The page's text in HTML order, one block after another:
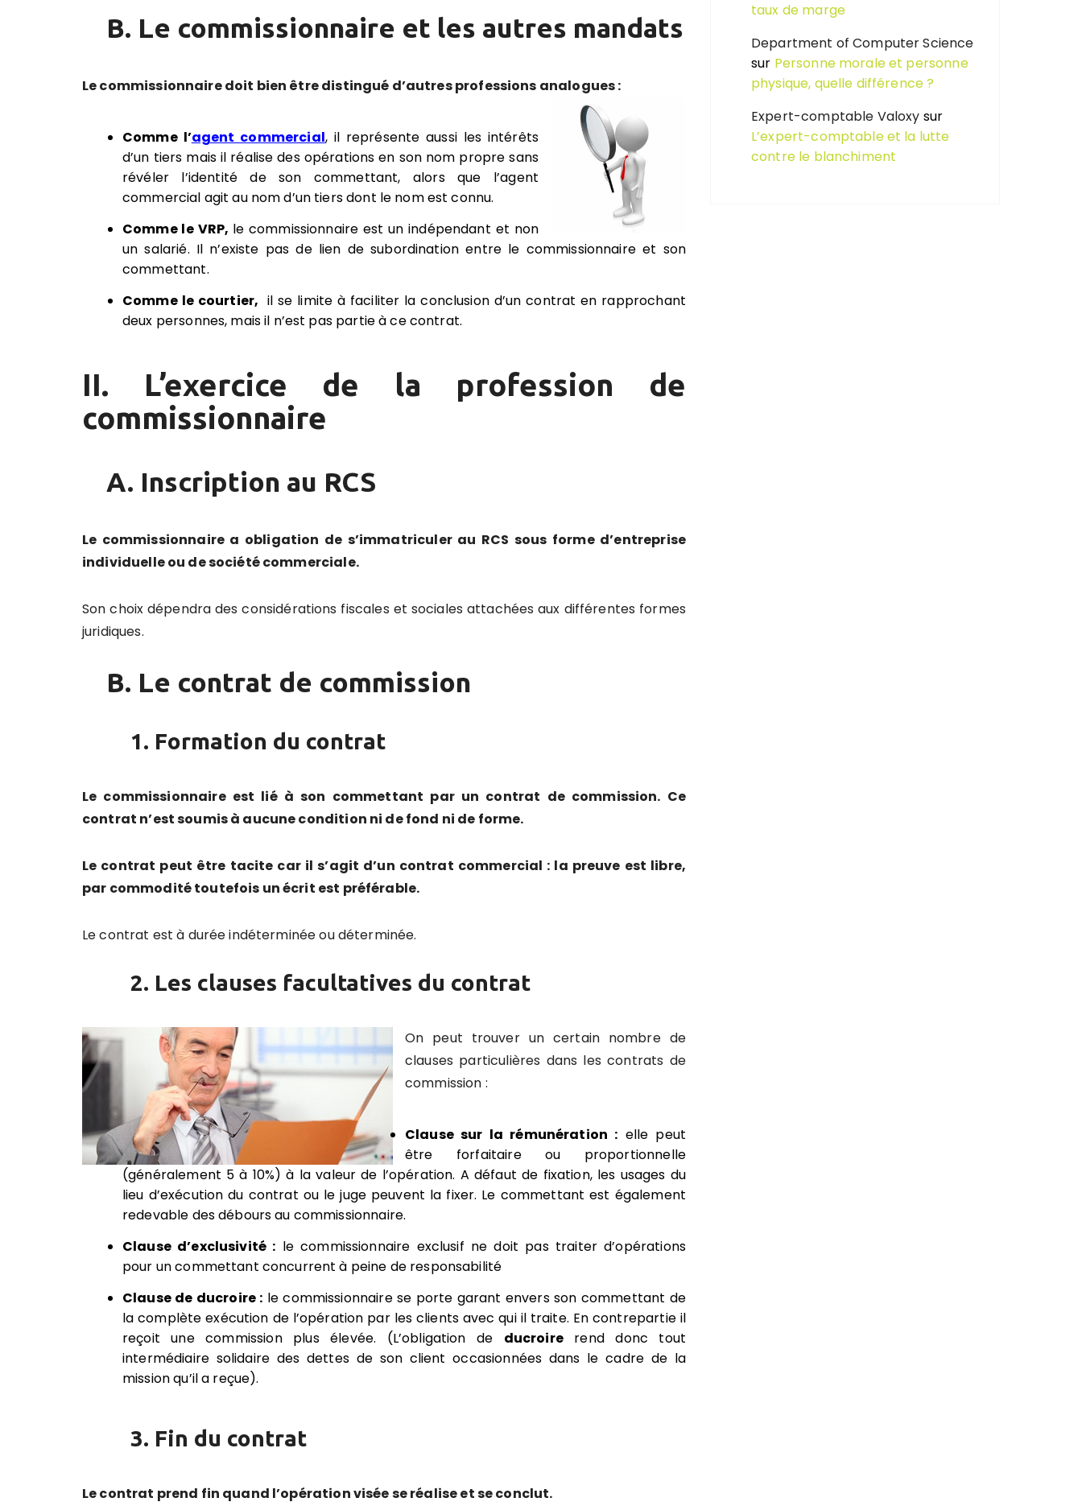
B. Le commissionnaire et les autres mandats
Le commissionnaire doit bien être distingué d’autres professions analogues :
Comme l’agent commercial, il représente aussi les intérêts
d’un tiers mais il réalise des opérations en son nom propre sans
révéler l’identité de son commettant, alors que l’agent
commercial agit au nom d’un tiers dont le nom est connu.
Comme le VRP, le commissionnaire est un indépendant et non
un salarié. Il n’existe pas de lien de subordination entre le commissionnaire et son
commettant.
Comme le courtier, il se limite à faciliter la conclusion d’un contrat en rapprochant
deux personnes, mais il n’est pas partie à ce contrat.
II. L’exercice de la profession de
commissionnaire
A. Inscription au RCS
Le commissionnaire a obligation de s’immatriculer au RCS sous forme d’entreprise
individuelle ou de société commerciale.
Son choix dépendra des considérations fiscales et sociales attachées aux différentes formes
juridiques.
B. Le contrat de commission
1. Formation du contrat
Le commissionnaire est lié à son commettant par un contrat de commission. Ce
contrat n’est soumis à aucune condition ni de fond ni de forme.
Le contrat peut être tacite car il s’agit d’un contrat commercial : la preuve est libre,
par commodité toutefois un écrit est préférable.
Le contrat est à durée indéterminée ou déterminée.
2. Les clauses facultatives du contrat
On peut trouver un certain nombre de
clauses particulières dans les contrats de
commission :
Clause sur la rémunération : elle peut
être forfaitaire ou proportionnelle
(généralement 5 à 10%) à la valeur de l’opération. A défaut de fixation, les usages du
lieu d’exécution du contrat ou le juge peuvent la fixer. Le commettant est également
redevable des débours au commissionnaire.
Clause d’exclusivité : le commissionnaire exclusif ne doit pas traiter d’opérations
pour un commettant concurrent à peine de responsabilité
Clause de ducroire : le commissionnaire se porte garant envers son commettant de
la complète exécution de l’opération par les clients avec qui il traite. En contrepartie il
reçoit une commission plus élevée. (L’obligation de ducroirerend donc tout
intermédiaire solidaire des dettes de son client occasionnées dans le cadre de la
mission qu’il a reçue).
3. Fin du contrat
Le contrat prend fin quand l’opération visée se réalise et se conclut.
taux de marge
Department of Computer Science
sur Personne morale et personne
physique, quelle différence ?
Expert-comptable Valoxy sur
L’expert-comptable et la lutte
contre le blanchiment